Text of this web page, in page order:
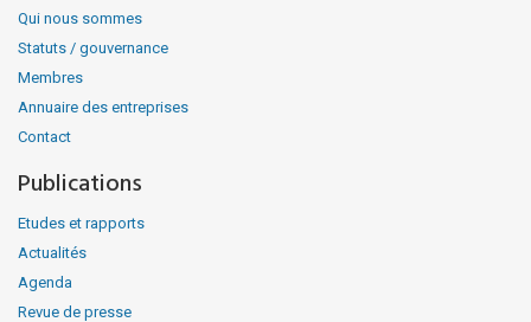
Qui nous sommes
Statuts / gouvernance
Membres
Annuaire des entreprises
Contact
Publications
Etudes et rapports
Actualités
Agenda
Revue de presse